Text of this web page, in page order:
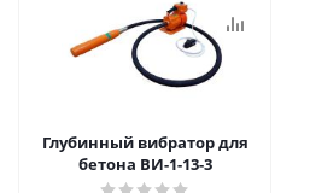
Глубинный вибратор для
бетона ВИ-1-13-3